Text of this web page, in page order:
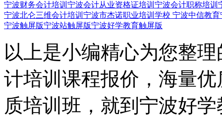
宁波财务会计培训 宁波会计从业资格证培训 宁波会计职称培训
宁波北仑三维会计培训 宁波市杰诺职业培训学校 宁波中信教育
宁波触屏版宁波站触屏版宁波好学教育触屏版
以上是小编精心为您整
计培训课程报价，海量
质培训班，就到宁波好